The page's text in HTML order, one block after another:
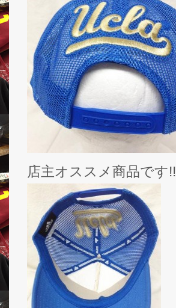
店主オススメ商品です!!